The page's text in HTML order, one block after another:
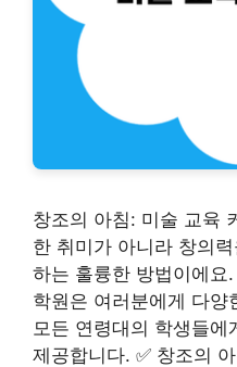
창조의 아침: 미술 교육
한 취미가 아니라 창의
하는 훌륭한 방법이에요
학원은 여러분에게 다양
모든 연령대의 학생들
제공합니다. ✅ 창조의